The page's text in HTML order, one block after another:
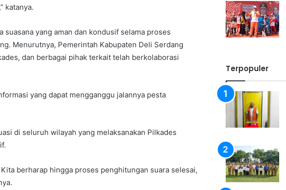
katanya.
yang aman dan kondusif selama proses
Menurutnya, Pemerintah Kabupaten Deli Serdang
dan berbagai pihak terkait telah berkolaborasi
yang dapat mengganggu jalannya pesta
di seluruh wilayah yang melaksanakan Pilkades
berharap hingga proses penghitungan suara selesai,
Terpopuler